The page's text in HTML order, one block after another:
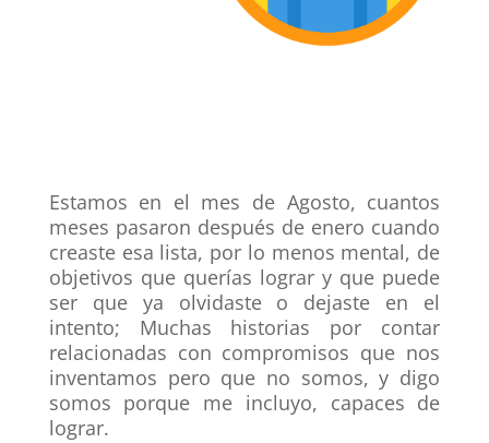
Estamos en el mes de Agosto, cuantos
meses pasaron después de enero cuando
creaste esa lista, por lo menos mental, de
objetivos que querías lograr y que puede
ser que ya olvidaste o dejaste en el
intento; Muchas historias por contar
relacionadas con compromisos que nos
inventamos pero que no somos, y digo
somos porque me incluyo, capaces de
lograr.